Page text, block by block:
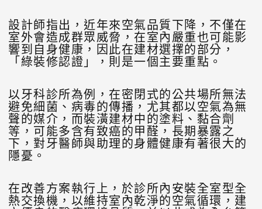
設計師指出，近年來空氣品質下降，不僅在
室外會造成群眾威脅，在室內嚴重也可能影
響到自身健康，因此在建材選擇的部分，
「綠裝修認證」，則是一個主要重點。
以牙科診所為例，在密閉式的公共場所無法
避免細菌、病毒的傳播，尤其都以空氣為無
聲的媒介，而裝潢建材中的塗料、黏合劑
等，可能多含有致癌的甲醛，長期暴露之
下，對牙醫師與助理的身體健康有著很大的
隱憂。
在改善方案執行上，於診所內安裝全室型全
熱交換機，以維持室內乾淨的空氣循環，建